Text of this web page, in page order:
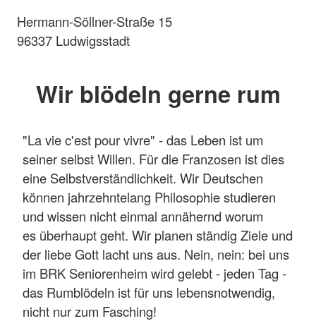
Hermann-Söllner-Straße 15
96337 Ludwigsstadt
Wir blödeln gerne rum
"La vie c'est pour vivre" - das Leben ist um
seiner selbst Willen. Für die Franzosen ist dies
eine Selbstverständlichkeit. Wir Deutschen
können jahrzehntelang Philosophie studieren
und wissen nicht einmal annähernd worum
es überhaupt geht. Wir planen ständig Ziele und
der liebe Gott lacht uns aus. Nein, nein: bei uns
im BRK Seniorenheim wird gelebt - jeden Tag -
das Rumblödeln ist für uns lebensnotwendig,
nicht nur zum Fasching!